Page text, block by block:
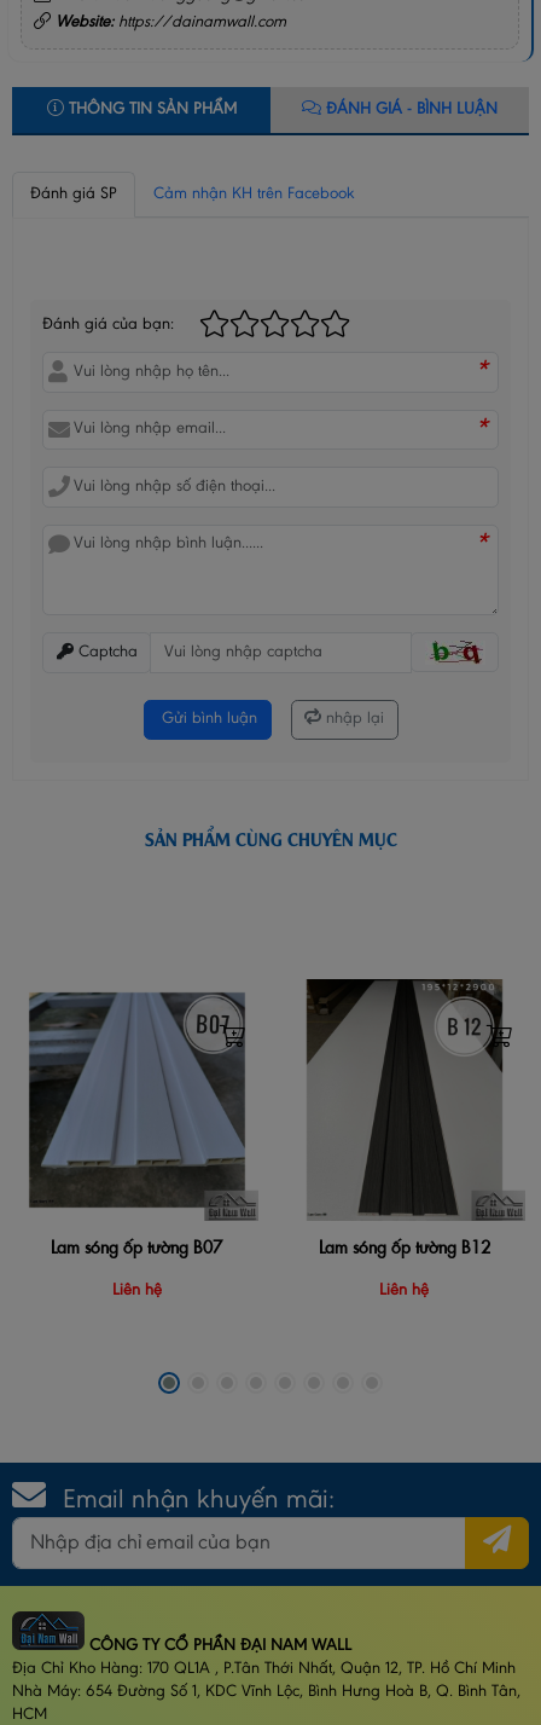
Website:https://dainamwall.com
THÔNG TIN SẢN PHẨM ĐÁNH GIÁ - BÌNH LUẬN
Đánh giá SP Cảm nhận KH trên Facebook
Đánh giá của bạn:
*
*
*
Captcha
Gửi bình luận nhập lại
SẢN PHẨM CÙNG CHUYÊN MỤC
Lam sóng ốp tường B07
Liên hệ
Lam sóng ốp tường B12
Liên hệ
Email nhận khuyến mãi:
CÔNG TY CỔ PHẦN ĐẠI NAM WALL
Địa Chỉ Kho Hàng: 170 QL1A , P.Tân Thới Nhất, Quận 12, TP. Hồ Chí Minh
Nhà Máy: 654 Đường Số 1, KDC Vĩnh Lộc, Bình Hưng Hoà B, Q. Bình Tân,
HCM